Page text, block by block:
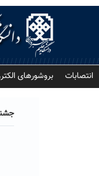
انتصابات بروشورهای